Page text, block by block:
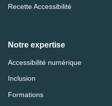
Recette Accessibilité
Notre expertise
Accessibilité numérique
Inclusion
Formations